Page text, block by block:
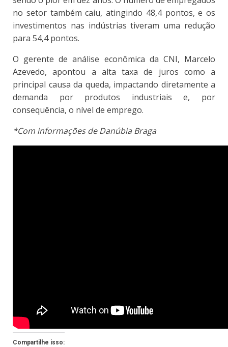
no setor também caiu, atingindo 48,4 pontos, e os
investimentos nas indústrias tiveram uma redução
para 54,4 pontos.
O gerente de análise econômica da CNI, Marcelo
Azevedo, apontou a alta taxa de juros como a
principal causa da queda, impactando diretamente a
demanda por produtos industriais e, por
consequência, o nível de emprego.
*Com informações de Danúbia Braga
Compartilhe isso: